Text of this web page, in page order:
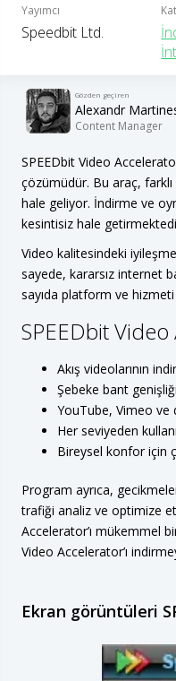
Yayımcı
Speedbit Ltd.
Gözden geçiren
Alexandr
Content Manager
SPEEDbit Video
çözümüdür. Bu araç,
hale geliyor. İndirme ve
kesintisiz hale
Video kalitesindeki
sayede, kararsız internet
sayıda platform ve
SPEEDbit
Akış videolarının
Şebeke bant
YouTube, Vimeo ve
Her seviyeden
Bireysel konfor için
Program ayrıca,
trafiği analiz ve optimize
Accelerator’ı mükemmel
Video Accelerator’ı
Ekran görüntüleri